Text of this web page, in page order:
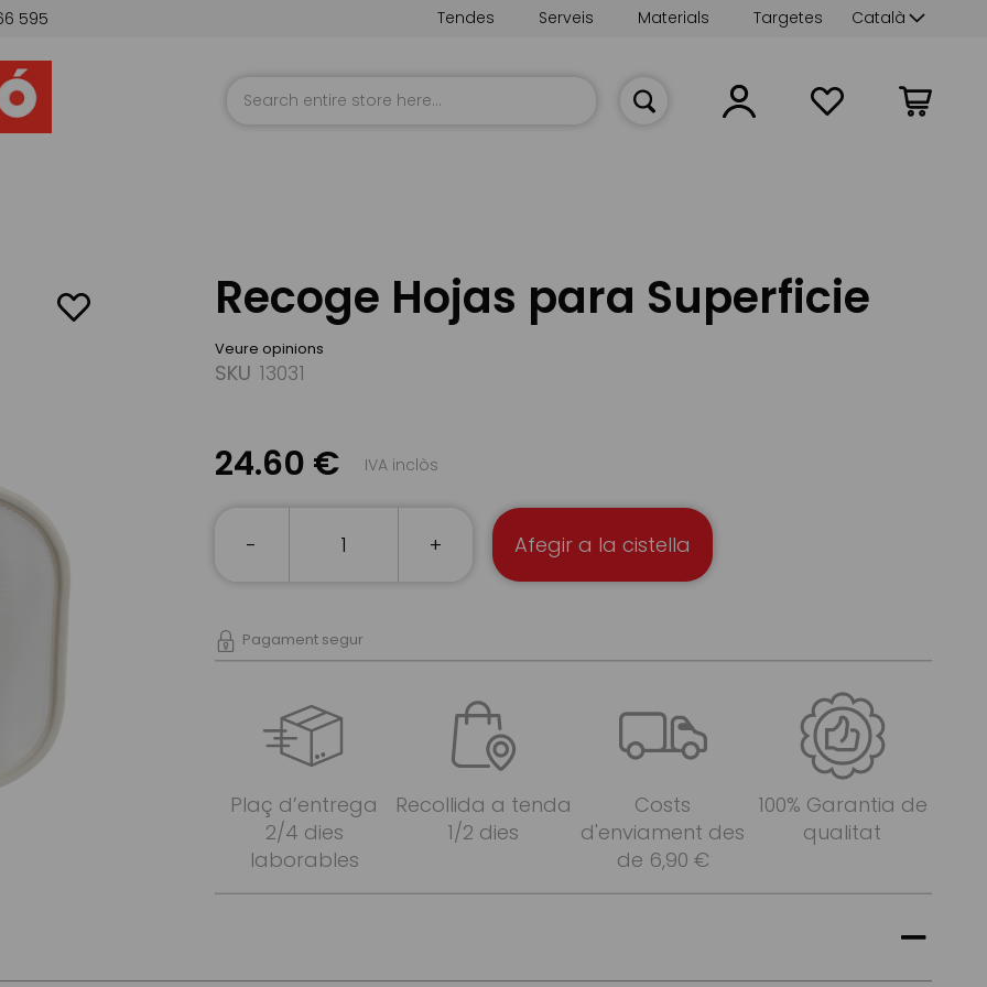
595 Language
Català
Targetes
Materials
Serveis
Tendes
La meva
Recoge Hojas para Superficie
Veure opinions
SKU 13031
24.60 € IVA inclòs
- + Afegir a la cistella
Pagament segur
Plaç d’entrega
2/4 dies
laborables
Recollida a tenda
1/2 dies
Costs
d'enviament des
de 6,90 €
100% Garantia de
qualitat